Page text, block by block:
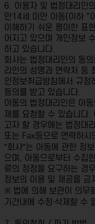
6. 이용자 및 법정대리인
만14세 미만 아동(이하 "
이해하기 쉬운 평이한 표
어지고 있으며 개인정보
하고 있습니다.
회사는 법정대리인의 동
리인의 성명과 연락처 등
인정보취급방침에서 규
동의를 받고 있습니다.
아동의 법정대리인은 아
제를 요청할 수 있습니다.
고자 할 경우에는 법정대
또는 Fax등으로 연락하
“회사”는 아동에 관한 정
으며, 아동으로부터 수집
류의 정정을 요구하는 경
정보의 이용 및 제공을 금
※ 법에 의해 보관이 의무
기간내에 수정·삭제할 수